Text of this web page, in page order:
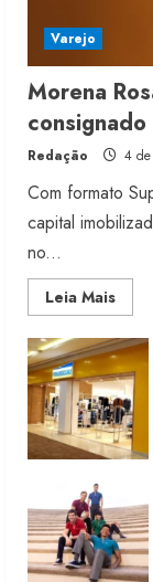
Varejo
Morena
consignado
Redação 4
Com formato
capital
no...
Leia MaisRead
more
Rosa
lança
com